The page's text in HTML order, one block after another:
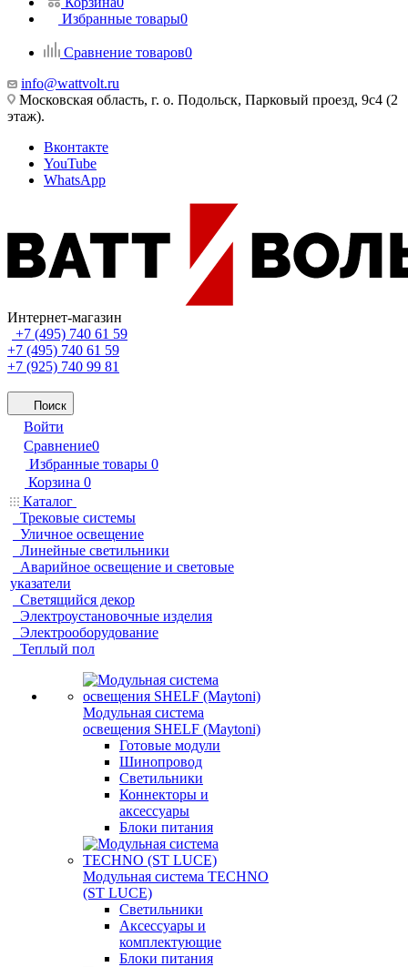
Избранные товары0
Сравнение товаров0
info@wattvolt.ru
Московская область, г. о. Подольск, Парковый проезд, 9с4 (2
этаж).
Вконтакте
YouTube
WhatsApp
Интернет-магазин
+7 (495) 740 61 59
+7 (495) 740 61 59
+7 (925) 740 99 81
Поиск
Войти
Сравнение0
Избранные товары 0
Корзина 0
Каталог
Трековые системы
Уличное освещение
Линейные светильники
Аварийное освещение и световые
указатели
Светящийся декор
Электроустановочные изделия
Электрооборудование
Теплый пол
Модульная система
освещения SHELF (Maytoni)
Готовые модули
Шинопровод
Светильники
Коннекторы и
аксессуары
Блоки питания
Модульная система TECHNO
(ST LUCE)
Светильники
Аксессуары и
комплектующие
Блоки питания